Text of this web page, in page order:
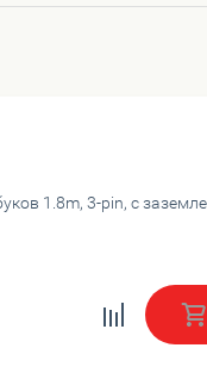
1.8m, 3-pin, с